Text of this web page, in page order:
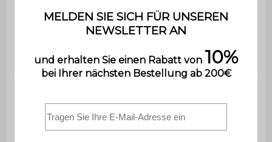
Mit Vorhängeschloss
Lieferumfang enthalten)
Dachkonstruktion